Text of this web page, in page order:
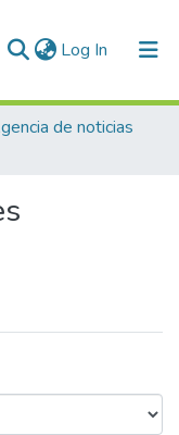
Log In (current)
de noticias